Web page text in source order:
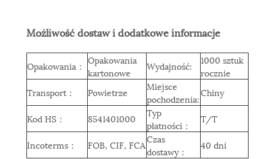
Możliwość dostaw i dodatkowe informacje
Opakowania： Opakowania
kartonowe
Wydajność:
1000 sztuk
rocznie
Transport： Powietrze
Miejsce
pochodzenia:
Chiny
Kod HS： 8541401000
Typ
płatności：
T/T
Incoterms： FOB, CIF, FCACzas
dostawy：
40 dni